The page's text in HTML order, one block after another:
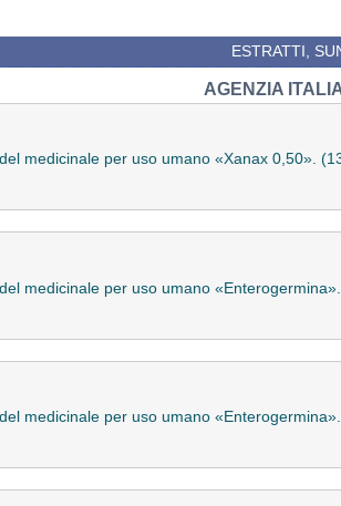
ESTRATTI,
AGENZIA
medicinale per uso umano «Xanax 0,50».
medicinale per uso umano
medicinale per uso umano